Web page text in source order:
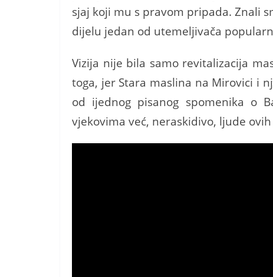
sjaj koji mu s pravom pripada. Znali
dijelu jedan od utemeljivača
Vizija nije bila samo revitalizacija
toga, jer Stara maslina na Mirovici i
od ijednog pisanog spomenika o
vjekovima već, neraskidivo, ljude